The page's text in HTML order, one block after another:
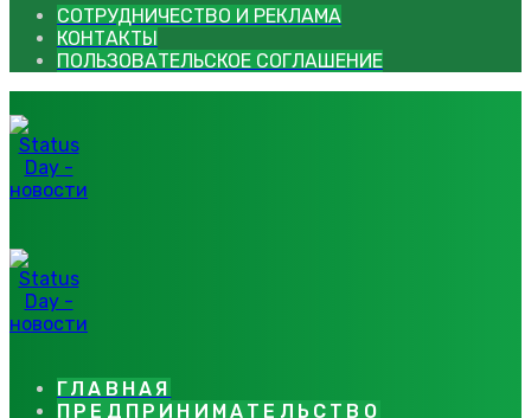
СОТРУДНИЧЕСТВО И РЕКЛАМА
КОНТАКТЫ
ПОЛЬЗОВАТЕЛЬСКОЕ СОГЛАШЕНИЕ
ГЛАВНАЯ
ПРЕДПРИНИМАТЕЛЬСТВО